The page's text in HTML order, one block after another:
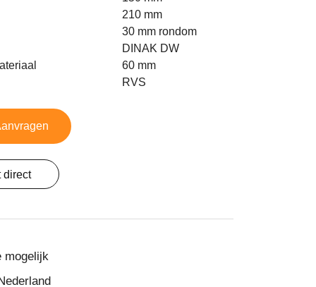
210 mm
30 mm rondom
DINAK DW
60 mm
RVS
direct
mogelijk